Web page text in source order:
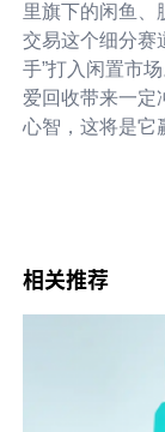
里旗下的闲鱼、
交易这个细分赛
手”打入闲置市
爱回收带来一定
心智，这将是它
相关推荐